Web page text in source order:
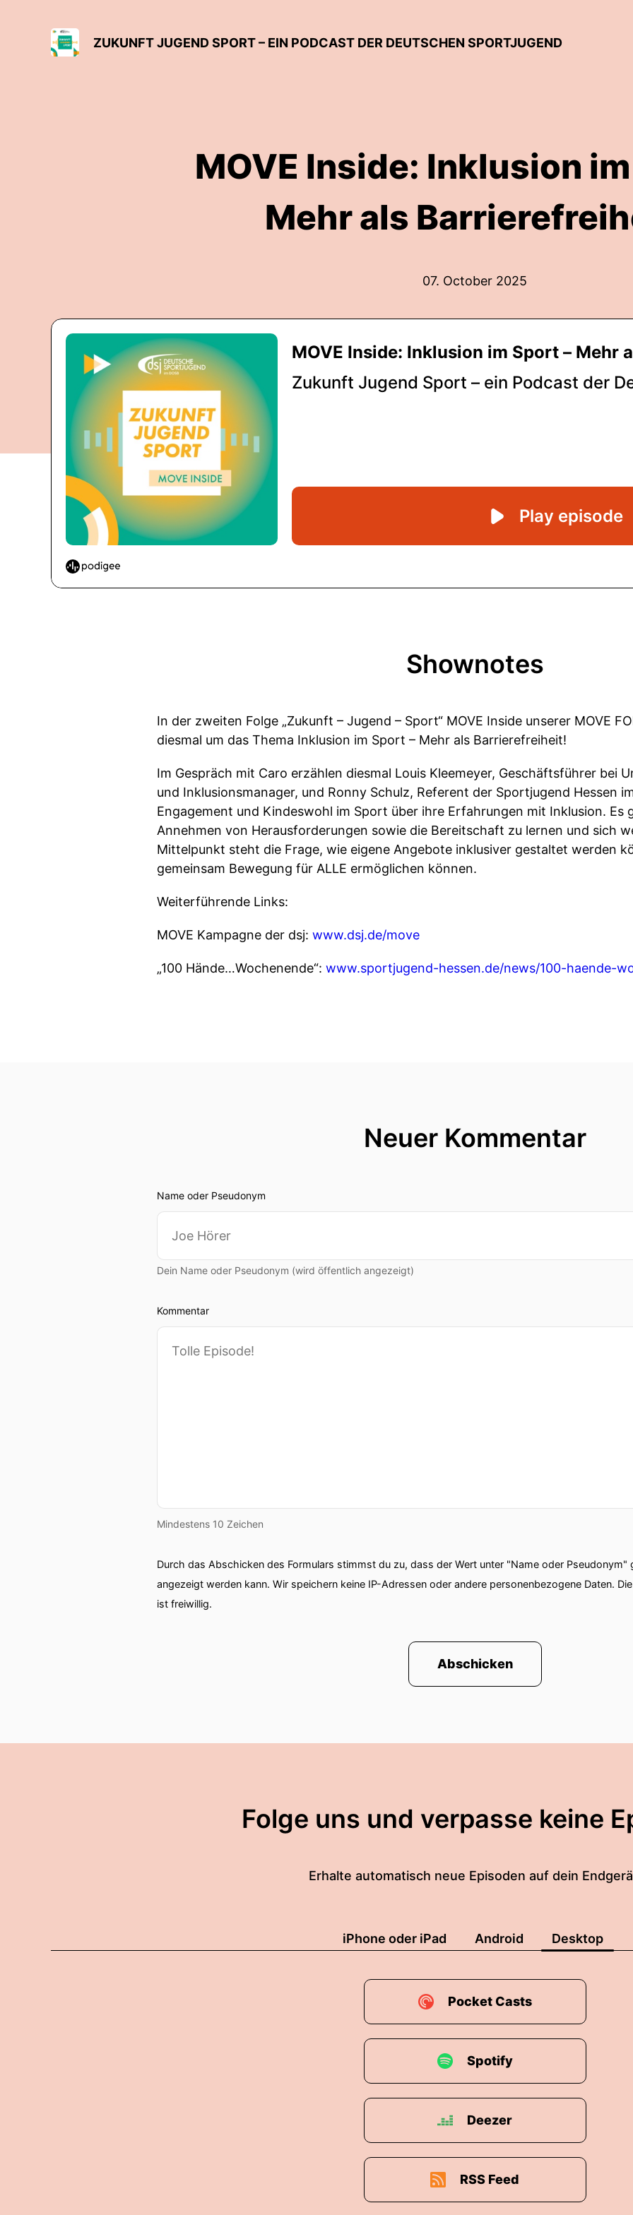
ZUKUNFT JUGEND SPORT – EIN PODCAST DER DEUTSCHEN SPORTJUGEND
MOVE Inside: Inklusion
Mehr als
07. October 2025
Shownotes
In der zweiten Folge „Zukunft – Jugend – Sport“ MOVE Inside unserer MOVE
diesmal um das Thema Inklusion im Sport – Mehr als Barrierefreiheit!
Im Gespräch mit Caro erzählen diesmal Louis Kleemeyer, Geschäftsführer bei
und Inklusionsmanager, und Ronny Schulz, Referent der Sportjugend Hessen
Engagement und Kindeswohl im Sport über ihre Erfahrungen mit Inklusion. Es
Annehmen von Herausforderungen sowie die Bereitschaft zu lernen und sich
Mittelpunkt steht die Frage, wie eigene Angebote inklusiver gestaltet werden
gemeinsam Bewegung für ALLE ermöglichen können.
Weiterführende Links:
MOVE Kampagne der dsj: www.dsj.de/move
„100 Hände…Wochenende“: www.sportjugend-hessen.de/news/100-haende-
Neuer Kommentar
Name oder Pseudonym
Dein Name oder Pseudonym (wird öffentlich angezeigt)
Kommentar
Mindestens 10 Zeichen
Durch das Abschicken des Formulars stimmst du zu, dass der Wert unter "Name oder
angezeigt werden kann. Wir speichern keine IP-Adressen oder andere personenbezogene Daten.
ist freiwillig.
Abschicken
Folge uns und verpasse keine
Erhalte automatisch neue Episoden auf dein
iPhone oder iPad Android Desktop
Pocket Casts
Spotify
Deezer
RSS Feed